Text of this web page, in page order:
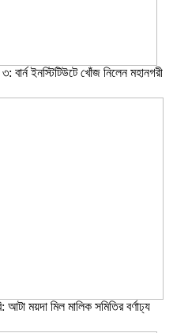
বার্ন ইনস্টিটিউটে খোঁজ নিলেন মহানগরী
আটা ময়দা মিল মালিক সমিতির বর্ণাঢ্য